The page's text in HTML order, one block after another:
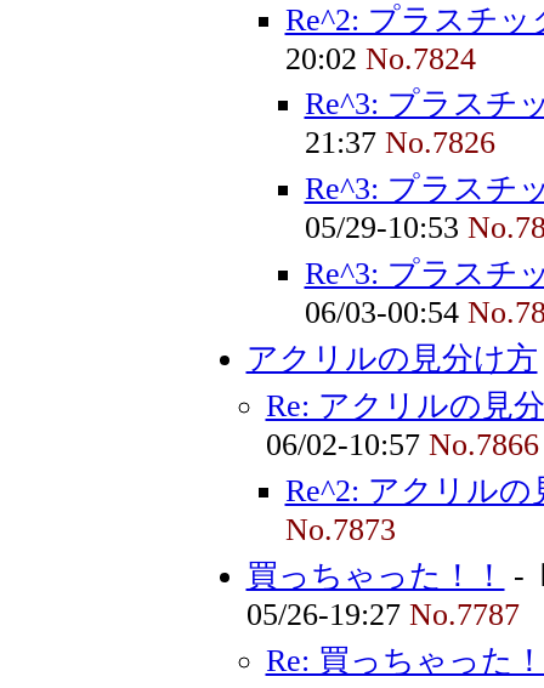
Re^2: プラスチッ
20:02 No.7824
Re^3: プラスチ
21:37 No.7826
Re^3: プラスチ
05/29-10:53
Re^3: プラスチ
06/03-00:54
アクリルの見分け方
Re: アクリルの見
06/02-10:57 No.7866
Re^2: アクリルの
No.7873
買っちゃった！！
-
05/26-19:27 No.7787
Re: 買っちゃった